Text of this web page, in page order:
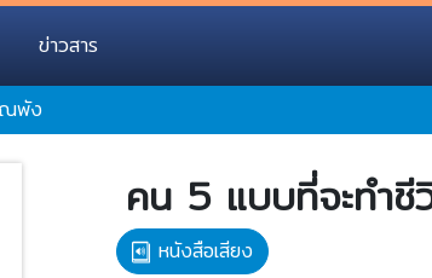
ข่าวสาร
ณพัง
คน 5 แบบที่จะทำ
หนังสือเสียง